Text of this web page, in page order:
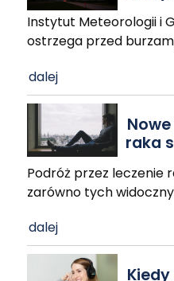
Instytut Meteorologii i
ostrzega przed
dalej
raka
Podróż przez leczenie
zarówno tych
dalej